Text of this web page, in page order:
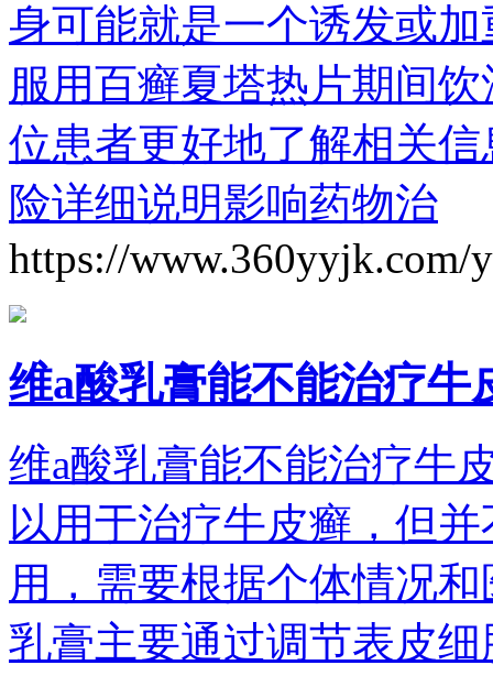
身可能就是一个诱发或
服用百癣夏塔热片期间
位患者更好地了解相关
险详细说明影响药物治
https://www.360yyjk.com/
维a酸乳膏能不能治疗牛
维a酸乳膏能不能治疗牛
以用于治疗牛皮癣，但
用，需要根据个体情况
乳膏主要通过调节表皮